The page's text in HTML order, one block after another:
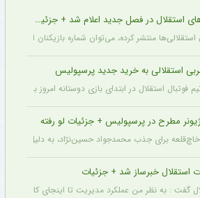
استقلال در فصل جدید اعلام شد + جزئیات
منتشر کرده، می‌توان شماره بازیکنان این
استقلالی به خرید جدید پرسپولیس
فوتبال استقلال در ابتدای بازی دوستانه امروز با
مطرح در پرسپولیس + جزئیات لو رفته
برای جذب محمدجواد حسین‌نژاد، به دلیل رقم
استقلال خبرساز شد + جزئیات
گفت : به نظر من عملکرد مدیریت تا اینجای کار قابل